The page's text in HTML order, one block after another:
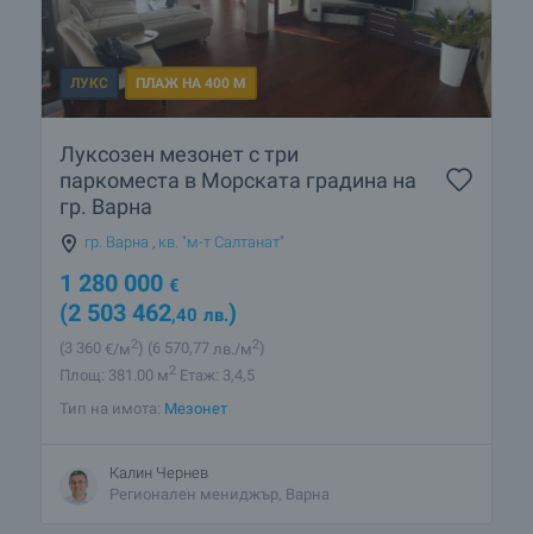
ЛУКС ПЛАЖ НА 400 М
Луксозен мезонет с три
паркоместа в Морската градина на
гр. Варна
гр. Варна , кв. "м-т Салтанат"
1 280 000 €
(2 503 462,40 лв.)
(3 360 €/м2) (6 570,77 лв./м2)
Площ: 381.00 м2 Етаж: 3,4,5
Тип на имота: Мезонет
Калин Чернев
Регионален мениджър, Варна